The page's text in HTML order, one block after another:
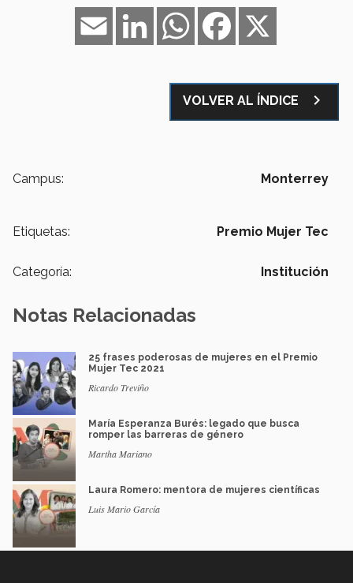
Facebook
WhatsApp
LinkedIn
Email
VOLVER AL ÍNDICE navigate_next
Campus: Monterrey
Etiquetas: Premio Mujer Tec
Categoría: Institución
Notas Relacionadas
25 frases poderosas de mujeres en el Premio
Mujer Tec 2021
Ricardo Treviño
María Esperanza Burés: legado que busca
romper las barreras de género
Martha Mariano
Laura Romero: mentora de mujeres científicas
Luis Mario García